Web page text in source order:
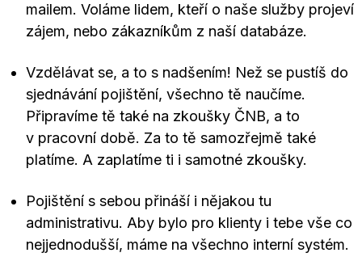
mailem. Voláme lidem, kteří o naše služby projeví
zájem, nebo zákazníkům z naší databáze.
Vzdělávat se, a to s nadšením! Než se pustíš do
sjednávání pojištění, všechno tě naučíme.
Připravíme tě také na zkoušky ČNB, a to
v pracovní době. Za to tě samozřejmě také
platíme. A zaplatíme ti i samotné zkoušky.
Pojištění s sebou přináší i nějakou tu
administrativu. Aby bylo pro klienty i tebe vše co
nejjednodušší, máme na všechno interní systém.